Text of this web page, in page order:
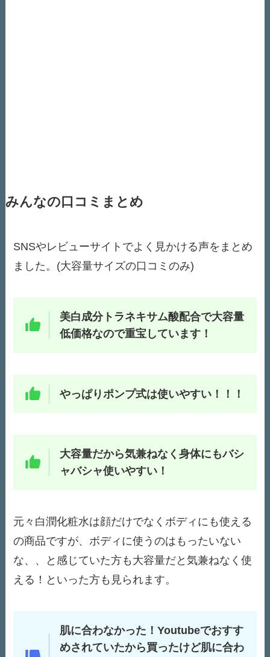
みんなの口コミまとめ
SNSやレビューサイトでよく見かける声をまとめ
ました。(大容量サイズの口コミのみ)
美白成分トラネキサム酸配合で大容量
低価格なので重宝しています！
やっぱりポンプ式は使いやすい！！！
大容量だから気兼ねなく身体にもバシ
ャバシャ使いやすい！
元々白潤化粧水は顔だけでなくボディにも使える
の商品ですが、ボディに使うのはもったいない
な、、と感じていた方も大容量だと気兼ねなく使
える！といった方も見られます。
肌に合わなかった！Youtubeでおすす
めされていたから買ったけど肌に合わ